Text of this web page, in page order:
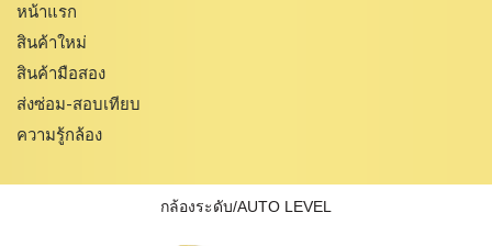
หน้าแรก
สินค้าใหม่
สินค้ามือสอง
ส่งซ่อม-สอบเทียบ
ความรู้กล้อง
กล้องระดับ/AUTO LEVEL